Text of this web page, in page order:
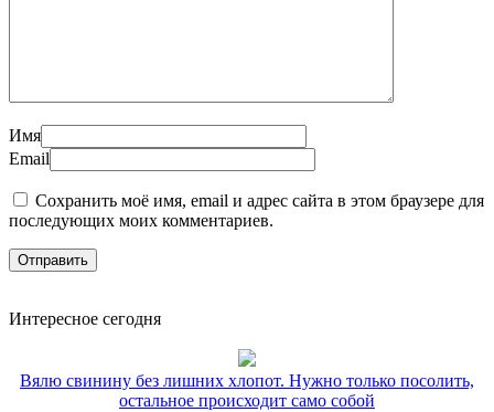
Имя
Email
Сохранить моё имя, email и адрес сайта в этом браузере для
последующих моих комментариев.
Интересное сегодня
Вялю свинину без лишних хлопот. Нужно только посолить,
остальное происходит само собой